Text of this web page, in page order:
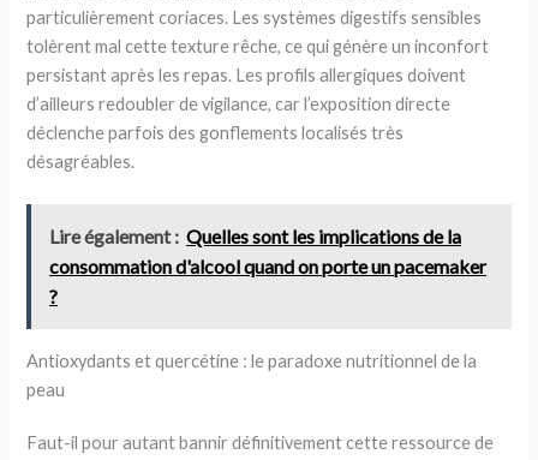
particulièrement coriaces. Les systèmes digestifs sensibles
tolèrent mal cette texture rêche, ce qui génère un inconfort
persistant après les repas. Les profils allergiques doivent
d’ailleurs redoubler de vigilance, car l’exposition directe
déclenche parfois des gonflements localisés très
désagréables.
Lire également : Quelles sont les implications de la
consommation d'alcool quand on porte un pacemaker
?
Antioxydants et quercétine : le paradoxe nutritionnel de la
peau
Faut-il pour autant bannir définitivement cette ressource de